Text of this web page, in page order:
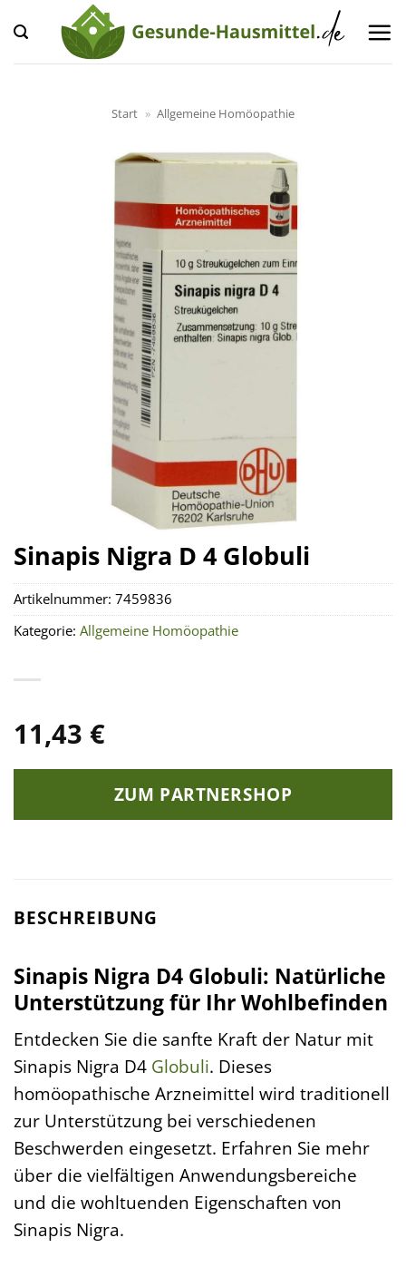
Inhalt
springen
Start » Allgemeine Homöopathie
Sinapis Nigra D 4 Globuli
11,43 €
ZUM PARTNERSHOP
Artikelnummer: 7459836
Kategorie: Allgemeine Homöopathie
BESCHREIBUNG
Sinapis Nigra D4 Globuli: Natürliche
Unterstützung für Ihr Wohlbefinden
Entdecken Sie die sanfte Kraft der Natur mit
Sinapis Nigra D4 Globuli. Dieses
homöopathische Arzneimittel wird traditionell
zur Unterstützung bei verschiedenen
Beschwerden eingesetzt. Erfahren Sie mehr
über die vielfältigen Anwendungsbereiche
und die wohltuenden Eigenschaften von
Sinapis Nigra.